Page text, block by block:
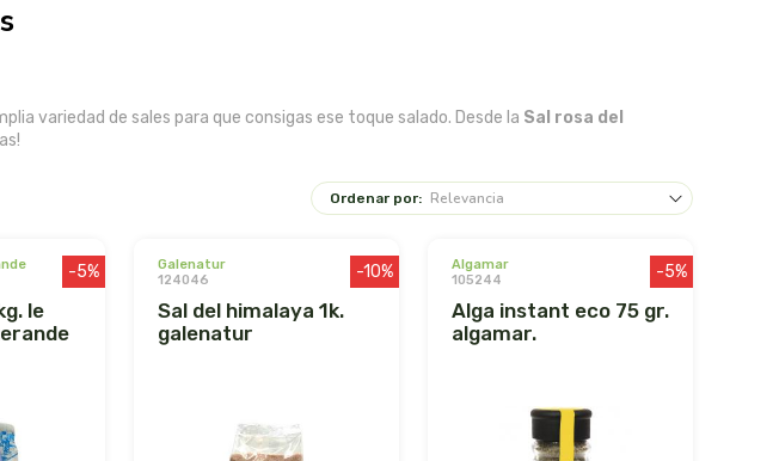
variedad de sales para que consigas ese toque salado. Desde la Sal rosa del
Ordenar por:
-5%
galenatur
124046
sal del himalaya 1k.
galenatur
-10%
algamar
105244
alga instant eco 75 gr.
algamar.
-5%